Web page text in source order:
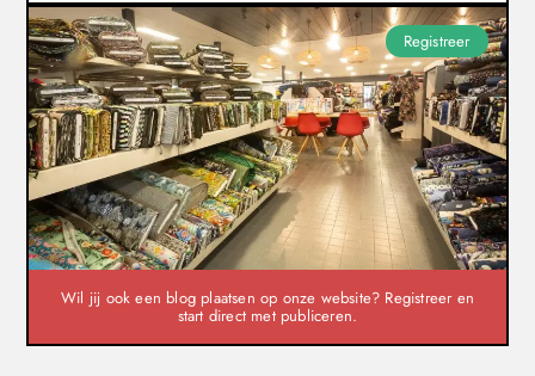
Registreer
Wil jij ook een blog plaatsen op onze website? Registreer en
start direct met publiceren.